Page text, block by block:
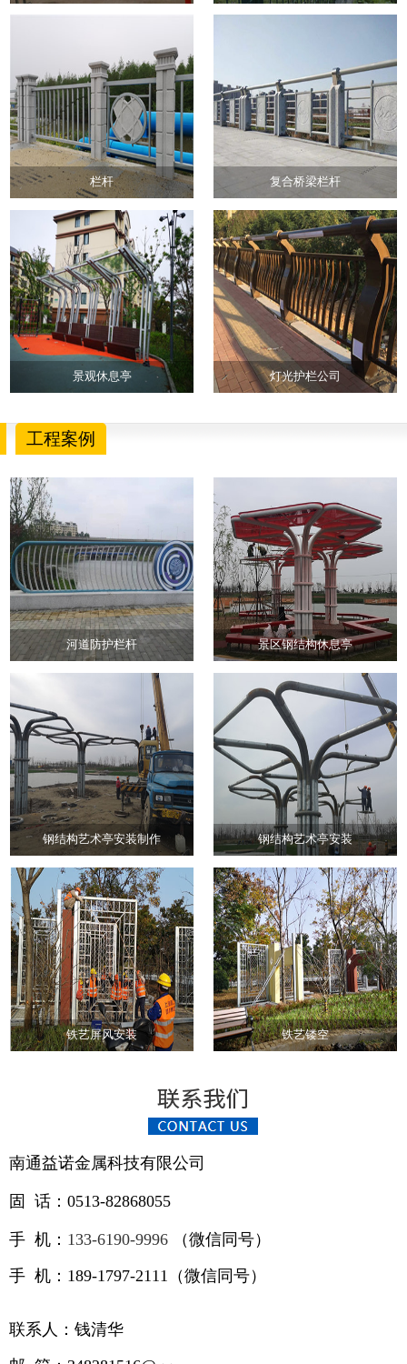
栏杆 复合桥梁栏杆
景观休息亭 灯光护栏公司
工程案例
河道防护栏杆 景区钢结构休息亭
钢结构艺术亭安装制作 钢结构艺术亭安装
铁艺屏风安装 铁艺镂空
南通益诺金属科技有限公司
固 话：0513-82868055
手 机： 133-6190-9996 （微信同号）
手 机：189-1797-2111（微信同号）
联系人：钱清华